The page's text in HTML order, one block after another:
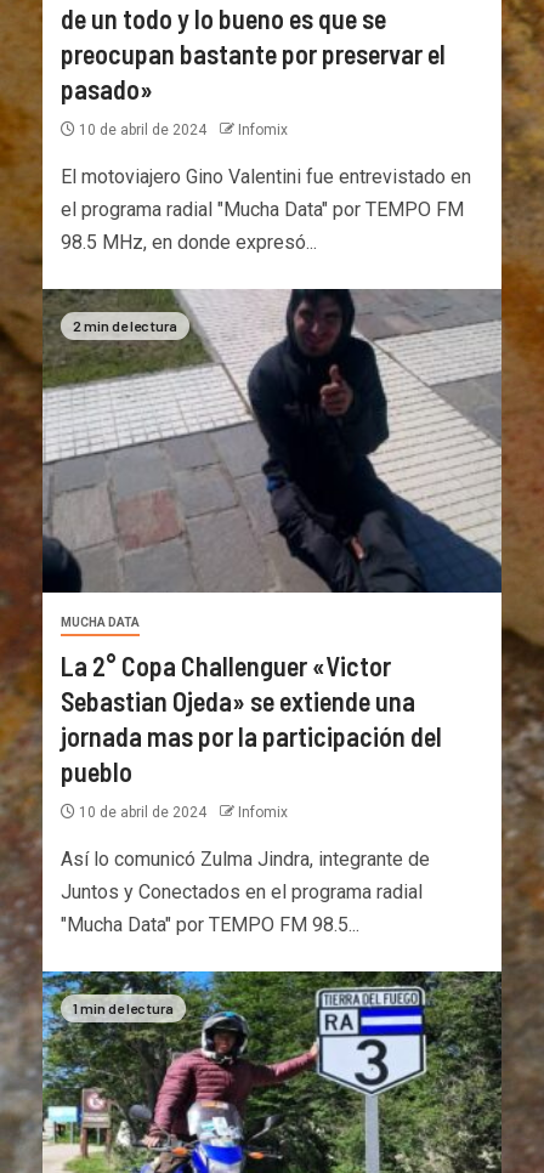
de un todo y lo bueno es que se
preocupan bastante por preservar el
pasado»
10 de abril de 2024 Infomix
El motoviajero Gino Valentini fue entrevistado en
el programa radial "Mucha Data" por TEMPO FM
98.5 MHz, en donde expresó...
2 min de lectura
MUCHA DATA
La 2° Copa Challenguer «Victor
Sebastian Ojeda» se extiende una
jornada mas por la participación del
pueblo
10 de abril de 2024 Infomix
Así lo comunicó Zulma Jindra, integrante de
Juntos y Conectados en el programa radial
"Mucha Data" por TEMPO FM 98.5...
1 min de lectura